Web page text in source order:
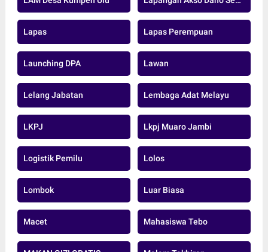
Lapas Lapas Perempuan
Launching DPA Lawan
Lelang Jabatan Lembaga Adat Melayu
LKPJ Lkpj Muaro Jambi
Logistik Pemilu Lolos
Lombok Luar Biasa
Macet Mahasiswa Tebo